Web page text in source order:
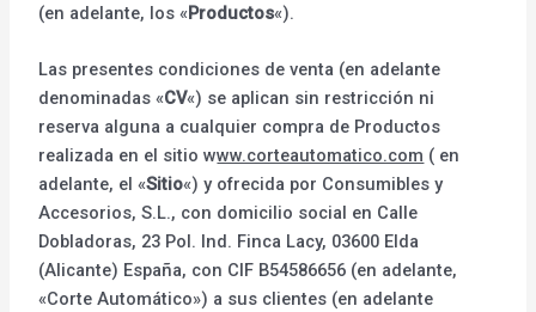
(en adelante, los «Productos«).
Las presentes condiciones de venta (en adelante
denominadas «CV«) se aplican sin restricción ni
reserva alguna a cualquier compra de Productos
realizada en el sitio www.corteautomatico.com ( en
adelante, el «Sitio«) y ofrecida por Consumibles y
Accesorios, S.L., con domicilio social en Calle
Dobladoras, 23 Pol. Ind. Finca Lacy, 03600 Elda
(Alicante) España, con CIF B54586656 (en adelante,
«Corte Automático») a sus clientes (en adelante